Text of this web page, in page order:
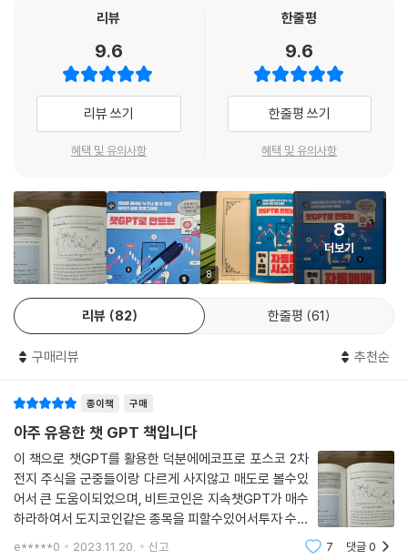
- 파이썬 설치 방법과 최소한의 코딩 지식
- 금융 데이터를 보고 이해하는 데 필요한 금융 지식
- 주식 및 암호화폐 데이터 수집 방법과 가격 예측 모델 만들기
- 주식 및 암호화폐 종목 추천 시스템 만들기
- API를 활용한 주식 및 암호화폐 자동매매 시스템 만들기
투자에 데이터를 활용하고 프로그래밍을 통하여 퀀트적 요소를 적용하는
방식은 이미 널리 활용될 뿐 아니라 지속적으로 발전하고 있습니다. 시장
에 신속히 대응하는 방법 중 하나로서, 앞으로는 챗GPT를 코딩에 얼마나
잘 활용할 수 있는지 묻게 될 것입니다. 현업에서 자신만의 프로그래밍을
통하여 지속적으로 트레이딩을 하고 있는 저자의 경험에 기반한 이 책은
업 취업 희망자들에게 좋은 가이드가 될 것입니다.
- 천신영 (신영증권 Operation 본부장)
리뷰
9.6
리뷰 쓰기
혜택 및 유의사항
한줄평
9.6
한줄평 쓰기
혜택 및 유의사항
8
8
더보기
리뷰 82 한줄평 61
구매리뷰 추천순
종이책 구매
아주 유용한 챗 GPT 책입니다
이 책으로 챗GPT를 활용한 덕분에에코프로 포스코 2차
전지 주식을 군중들이랑 다르게 사지않고 매도로 볼수있
어서 큰 도움이되었으며, 비트코인은 지속챗GPT가 매수
하라하여서 도지코인같은 종목을 피할수있어서투자 수익
을 얻을 수 있었습니다.한국 아파트값도 2024년 초부터
e*****0 2023.11.20. 신고 7 댓글0